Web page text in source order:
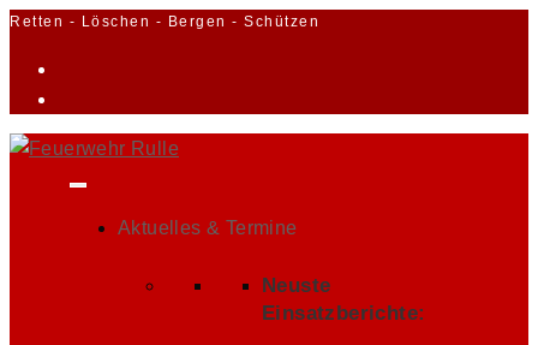
Zum
Retten - Löschen - Bergen - Schützen
Aktuelles & Termine
Neuste
Einsatzberichte: